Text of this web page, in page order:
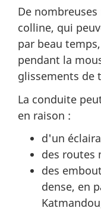
De
colline, qui
par beau
pendant la
glissements de
La conduite
en raison :
d'un
des routes
des
dense, en